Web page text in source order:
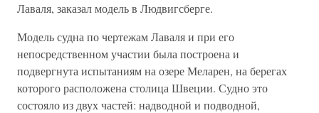
Лаваля, заказал модель в Людвигсберге.
Модель судна по чертежам Лаваля и при его
непосредственном участии была построена и
подвергнута испытаниям на озере Меларен, на берегах
которого расположена столица Швеции. Судно это
состояло из двух частей: надводной и подводной,